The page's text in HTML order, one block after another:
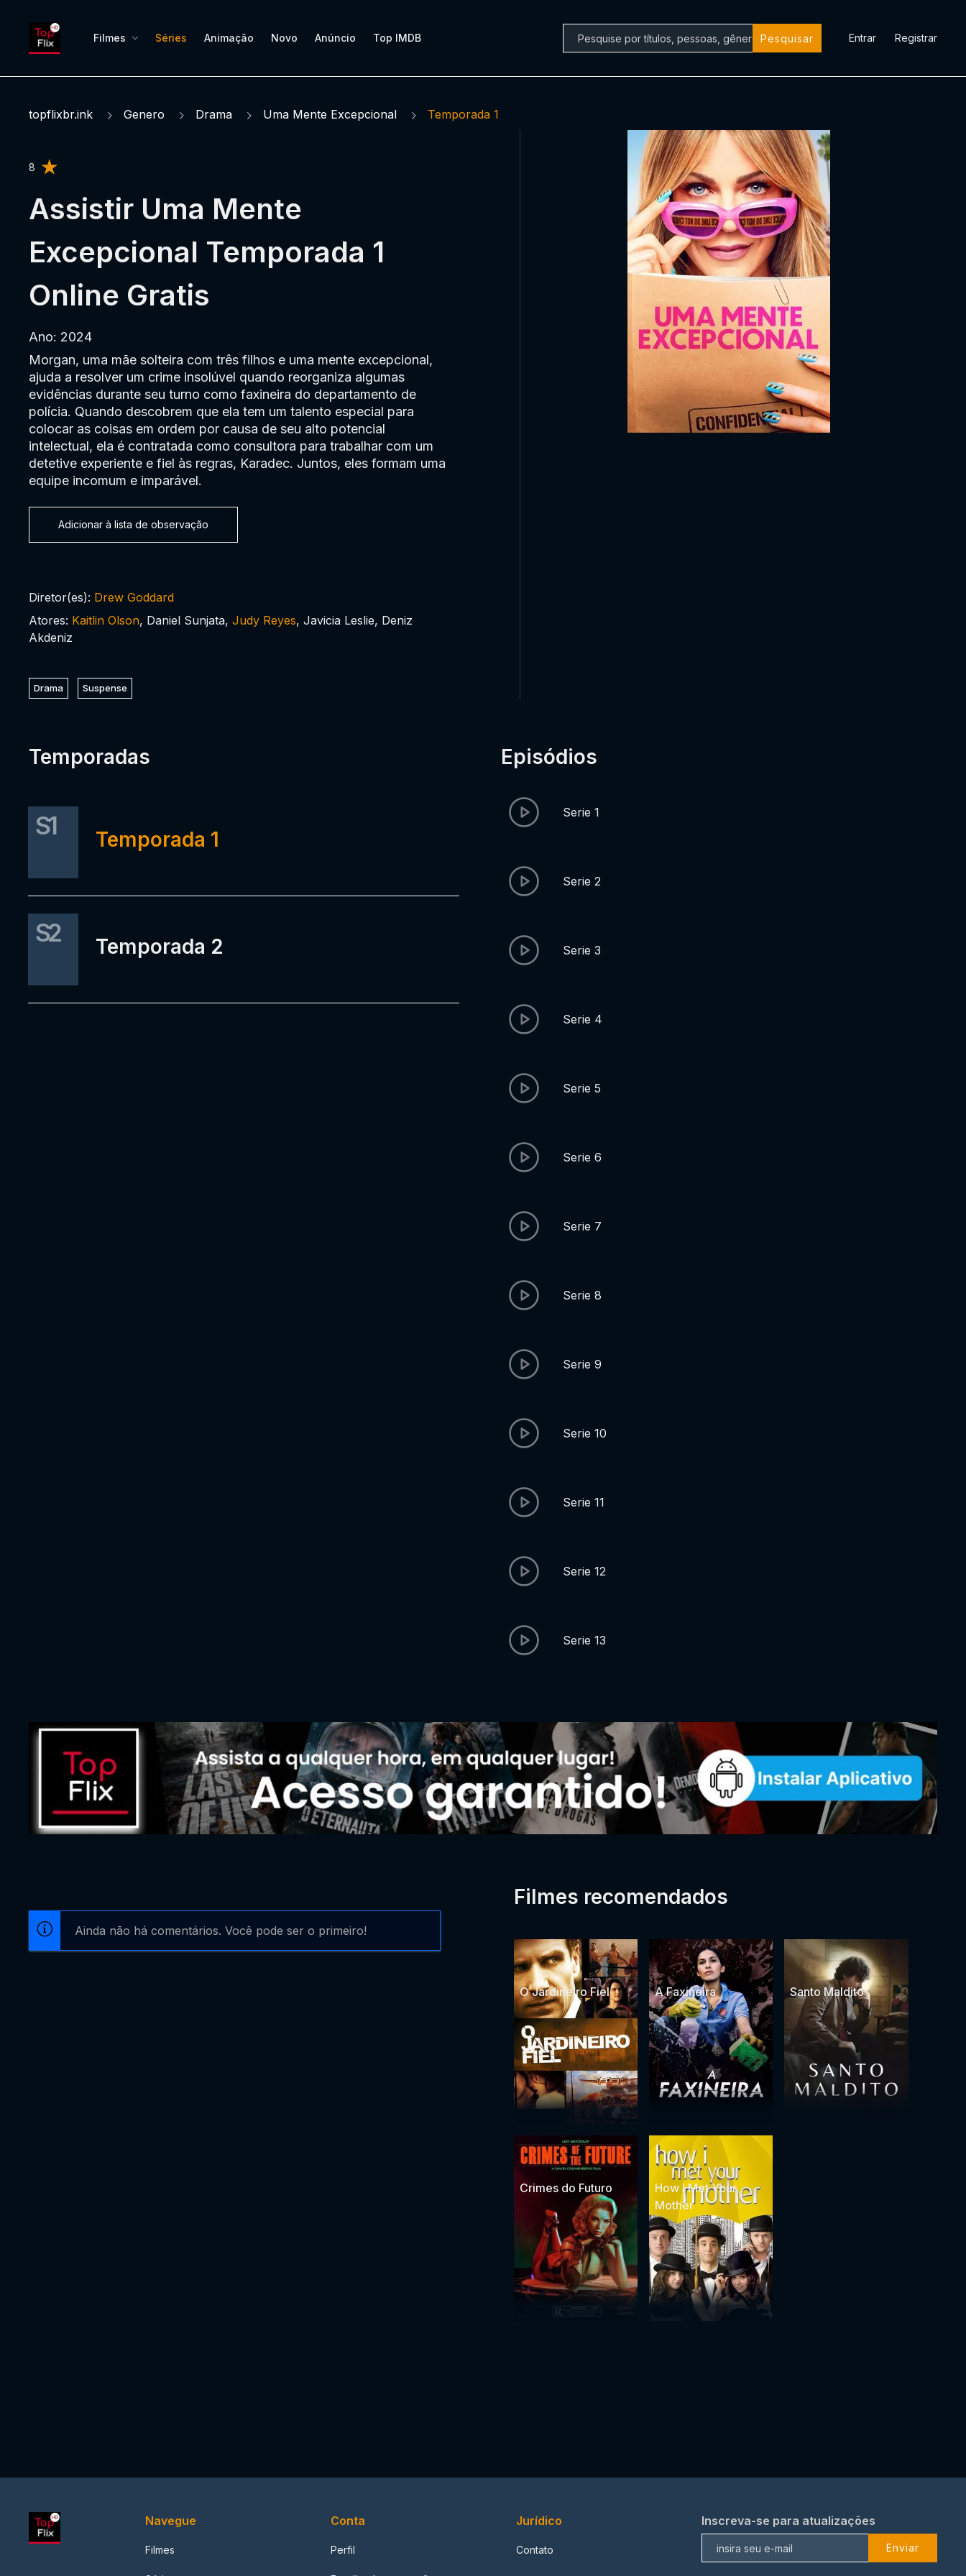
Filmes Séries Animação Novo Anúncio Top IMDB Pesquisar Entrar Registrar
topflixbr.ink Genero Drama Uma Mente Excepcional Temporada 1
8
Assistir Uma Mente
Excepcional Temporada 1
Online Gratis
Ano: 2024
Morgan, uma mãe solteira com três filhos e uma mente excepcional,
ajuda a resolver um crime insolúvel quando reorganiza algumas
evidências durante seu turno como faxineira do departamento de
polícia. Quando descobrem que ela tem um talento especial para
colocar as coisas em ordem por causa de seu alto potencial
intelectual, ela é contratada como consultora para trabalhar com um
detetive experiente e fiel às regras, Karadec. Juntos, eles formam uma
equipe incomum e imparável.
Adicionar à lista de observação
Diretor(es): Drew Goddard
Atores: Kaitlin Olson, Daniel Sunjata, Judy Reyes, Javicia Leslie, Deniz
Akdeniz
Drama Suspense
Temporadas
S1 Temporada 1
S2 Temporada 2
Episódios
Serie 1
Serie 2
Serie 3
Serie 4
Serie 5
Serie 6
Serie 7
Serie 8
Serie 9
Serie 10
Serie 11
Serie 12
Serie 13
Ainda não há comentários. Você pode ser o primeiro!
Filmes recomendados
O Jardineiro Fiel A Faxineira Santo Maldito
Crimes do Futuro
How I Met Your
Mother
Navegue
Filmes
Conta
Perfil
Jurídico
Contato
Inscreva-se para atualizações
Enviar